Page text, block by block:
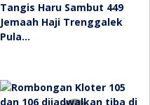
Tangis Haru Sambut 449
Jemaah Haji Trenggalek
Pula…